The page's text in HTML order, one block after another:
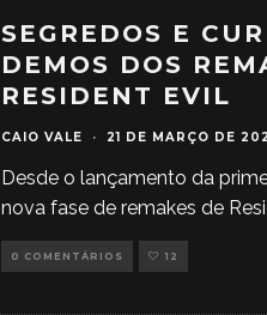
SEGREDOS E
DEMOS DOS
RESIDENT EVIL
CAIO VALE · 21 DE MARÇO DE
Desde o lançamento da
nova fase de remakes de
0 COMENTÁRIOS 12